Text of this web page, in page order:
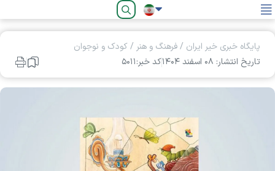
فارسی
پایگاه خبری خیر ایران /فرهنگ و هنر /کودک و نوجوان
تاریخ انتشار: ۰۸ اسفند ۱۴۰۴
کد خبر:۵۰۱۱